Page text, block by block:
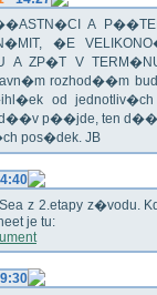
A
�E
A ZP�T V
rozhod��m
od
d��v p��jde, ten
pos�dek. JB
z 2.etapy z�vodu.
je tu: